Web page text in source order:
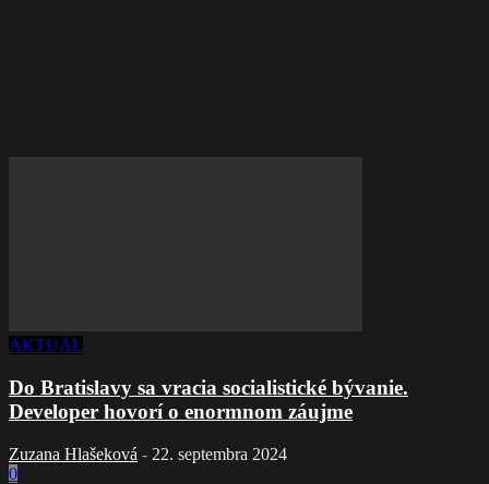
AKTUÁL
Do Bratislavy sa vracia socialistické bývanie.
Developer hovorí o enormnom záujme
Zuzana Hlašeková - 22. septembra 2024
0